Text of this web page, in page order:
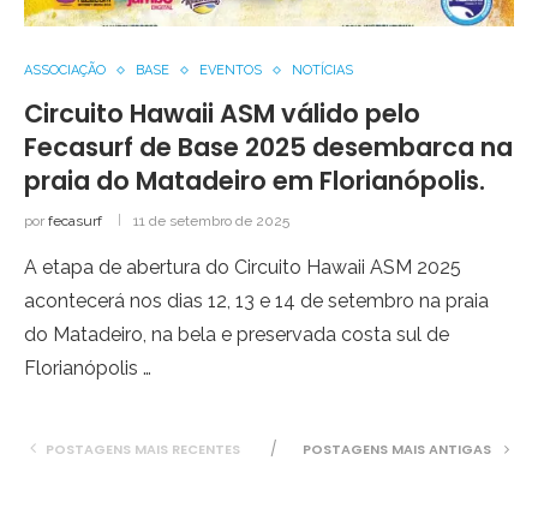
ASSOCIAÇÃO BASE EVENTOS NOTÍCIAS
Circuito Hawaii ASM válido pelo
Fecasurf de Base 2025 desembarca na
praia do Matadeiro em Florianópolis.
por fecasurf 11 de setembro de 2025
A etapa de abertura do Circuito Hawaii ASM 2025
acontecerá nos dias 12, 13 e 14 de setembro na praia
do Matadeiro, na bela e preservada costa sul de
Florianópolis …
POSTAGENS MAIS RECENTES POSTAGENS MAIS ANTIGAS